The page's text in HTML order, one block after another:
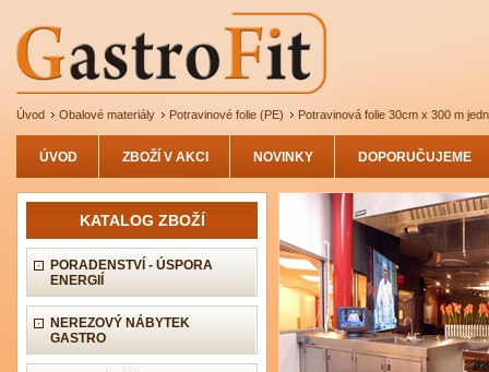
Úvod Obalové materiály Potravinové folie (PE) Potravinová folie 30cm x 300 m
ÚVOD ZBOŽÍ V AKCI NOVINKY DOPORUČUJEME
KATALOG ZBOŽÍ
PORADENSTVÍ - ÚSPORA
ENERGIÍ
NEREZOVÝ NÁBYTEK
GASTRO